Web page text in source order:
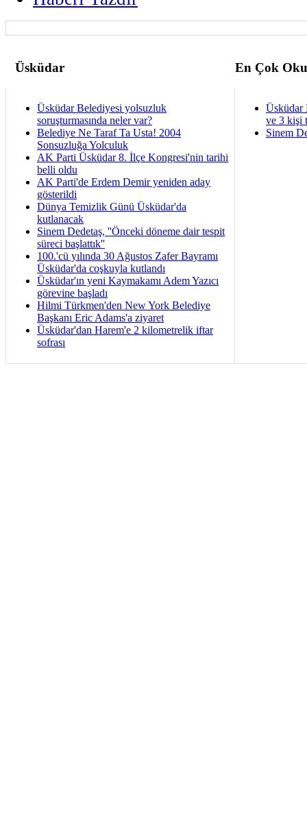
Üsküdar En Çok
Üsküdar Belediyesi yolsuzluk
soruşturmasında neler var?
Belediye Ne Taraf Ta Usta! 2004
Sonsuzluğa Yolculuk
AK Parti Üsküdar 8. İlçe Kongresi'nin tarihi
belli oldu
AK Parti'de Erdem Demir yeniden aday
gösterildi
Dünya Temizlik Günü Üsküdar'da
kutlanacak
Sinem Dedetaş, ''Önceki döneme dair tespit
süreci başlattık''
100.'cü yılında 30 Ağustos Zafer Bayramı
Üsküdar'da coşkuyla kutlandı
Üsküdar'ın yeni Kaymakamı Adem Yazıcı
görevine başladı
Hilmi Türkmen'den New York Belediye
Başkanı Eric Adams'a ziyaret
Üsküdar'dan Harem'e 2 kilometrelik iftar
sofrası
Üsküdar
ve 3 kişi
Sinem